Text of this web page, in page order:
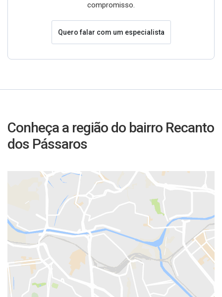
compromisso.
Quero falar com um especialista
Conheça a região do bairro Recanto
dos Pássaros